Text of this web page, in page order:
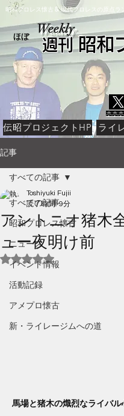
​昭和プロレス懐古 &現代プロレスの原点ラ
​週刊 昭和
ほぼ
Weekly
伝昭プロジェクトHP
ホホ
ライ
記事
すべての記事
昭和プロレス懐古
ニュース
イベント情報
活動記録
アメプロ懐古
新・ライレージムへの道
すべての記事
アントニオ猪木
ュー夜明け前
Toshiyuki Fujii
読了時間: 9分
5つ星のうちNaNと評価
馬場と猪木の熾烈なライバル